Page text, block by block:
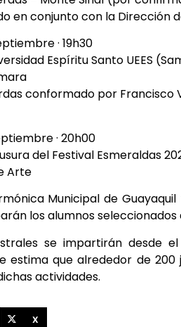
en conjunto con la Dirección
· 19h30
Espíritu Santo UEES
conformado por Francisco
· 20h00
del Festival Esmeraldas
Arte
Municipal de
los alumnos seleccionados
se impartirán desde
estima que alrededor de
actividades.
X